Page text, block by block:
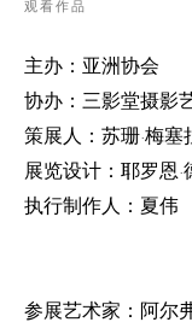
观看作品
主办：亚洲协会
协办：三影堂摄影
策展人：苏珊·梅塞
展览设计：耶罗恩·
执行制作人：夏伟
参展艺术家：阿尔